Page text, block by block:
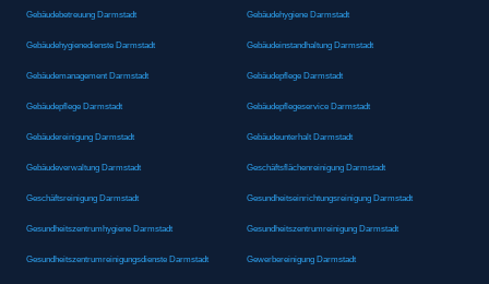
Gebäudebetreuung Darmstadt Gebäudehygiene Darmstadt
Gebäudehygienedienste Darmstadt Gebäudeinstandhaltung Darmstadt
Gebäudemanagement Darmstadt Gebäudepflege Darmstadt
Gebäudepflege Darmstadt Gebäudepflegeservice Darmstadt
Gebäudereinigung Darmstadt Gebäudeunterhalt Darmstadt
Gebäudeverwaltung Darmstadt Geschäftsflächenreinigung Darmstadt
Geschäftsreinigung Darmstadt Gesundheitseinrichtungsreinigung Darmstadt
Gesundheitszentrumhygiene Darmstadt Gesundheitszentrumreinigung Darmstadt
Gesundheitszentrumreinigungsdienste Darmstadt Gewerbereinigung Darmstadt